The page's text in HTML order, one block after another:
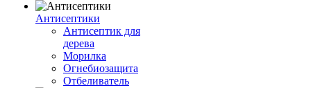
Антисептики
Антисептик для
дерева
Морилка
Огнебиозащита
Отбеливатель